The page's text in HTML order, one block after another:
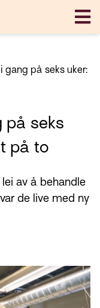
gang på seks uker:
på seks
på to
av å behandle
de live med ny